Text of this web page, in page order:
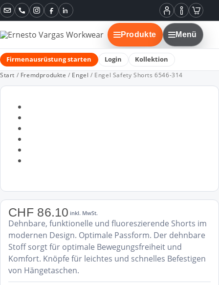
Mein
Konto
Informationen
Instagram
FacebookLinkedIn
Produkte Menü
Firmenausrüstung starten Login Kollektion
Start / Fremdprodukte / Engel / Engel Safety Shorts 6546-314
CHF86.10 inkl. MwSt.
Dehnbare, funktionelle und fluoreszierende Shorts im
modernen Design. Optimale Passform. Der dehnbare
Stoff sorgt für optimale Bewegungsfreiheit und
Komfort. Knöpfe für leichtes und schnelles Befestigen
von Hängetaschen.